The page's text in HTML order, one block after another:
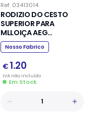
Ref. 03413014
RODIZIO DO CESTO
SUPERIOR PARA
MLLOIÇA AEG
ELECTROLUX ZANUSSI
Nosso Fabrico
€ 1.20
IVA nãoincluído
Em Stock